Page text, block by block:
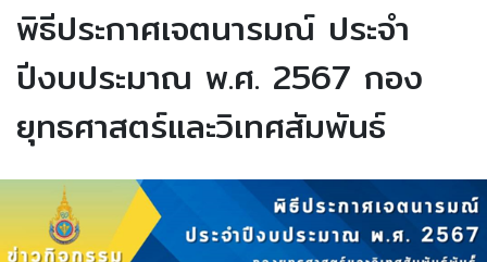
พิธีประกาศเจตนารมณ์ ประจำ
ปีงบประมาณ พ.ศ. 2567 กอง
ยุทธศาสตร์และวิเทศสัมพันธ์